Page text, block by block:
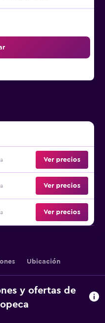
Ver precios
Ver precios
Ver precios
Ubicación
y ofertas de